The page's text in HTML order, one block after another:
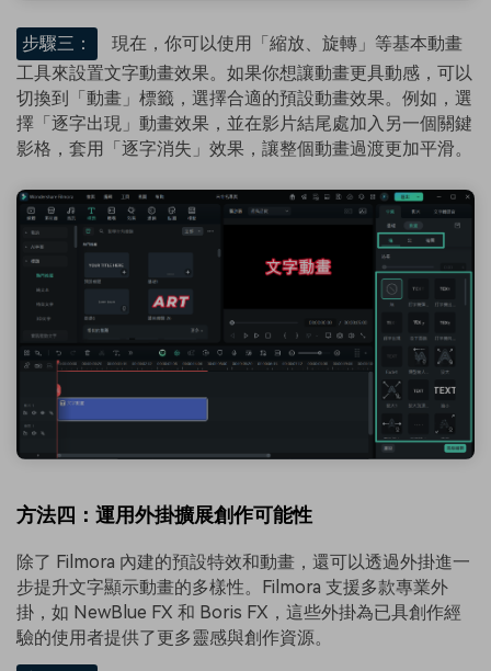
步驟三：
現在，你可以使用「縮放、旋轉」等基本動畫
工具來設置文字動畫效果。如果你想讓動畫更具動感，可以
切換到「動畫」標籤，選擇合適的預設動畫效果。例如，選
擇「逐字出現」動畫效果，並在影片結尾處加入另一個關鍵
影格，套用「逐字消失」效果，讓整個動畫過渡更加平滑。
方法四：運用外掛擴展創作可能性
除了 Filmora 內建的預設特效和動畫，還可以透過外掛進一
步提升文字顯示動畫的多樣性。Filmora 支援多款專業外
掛，如 NewBlue FX 和 Boris FX，這些外掛為已具創作經
驗的使用者提供了更多靈感與創作資源。